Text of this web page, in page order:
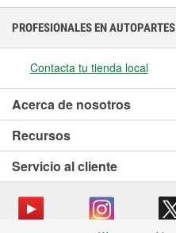
PROFESIONALES EN AUTOPARTES
Contacta tu tienda local
Acerca de nosotros
Recursos
Servicio al cliente